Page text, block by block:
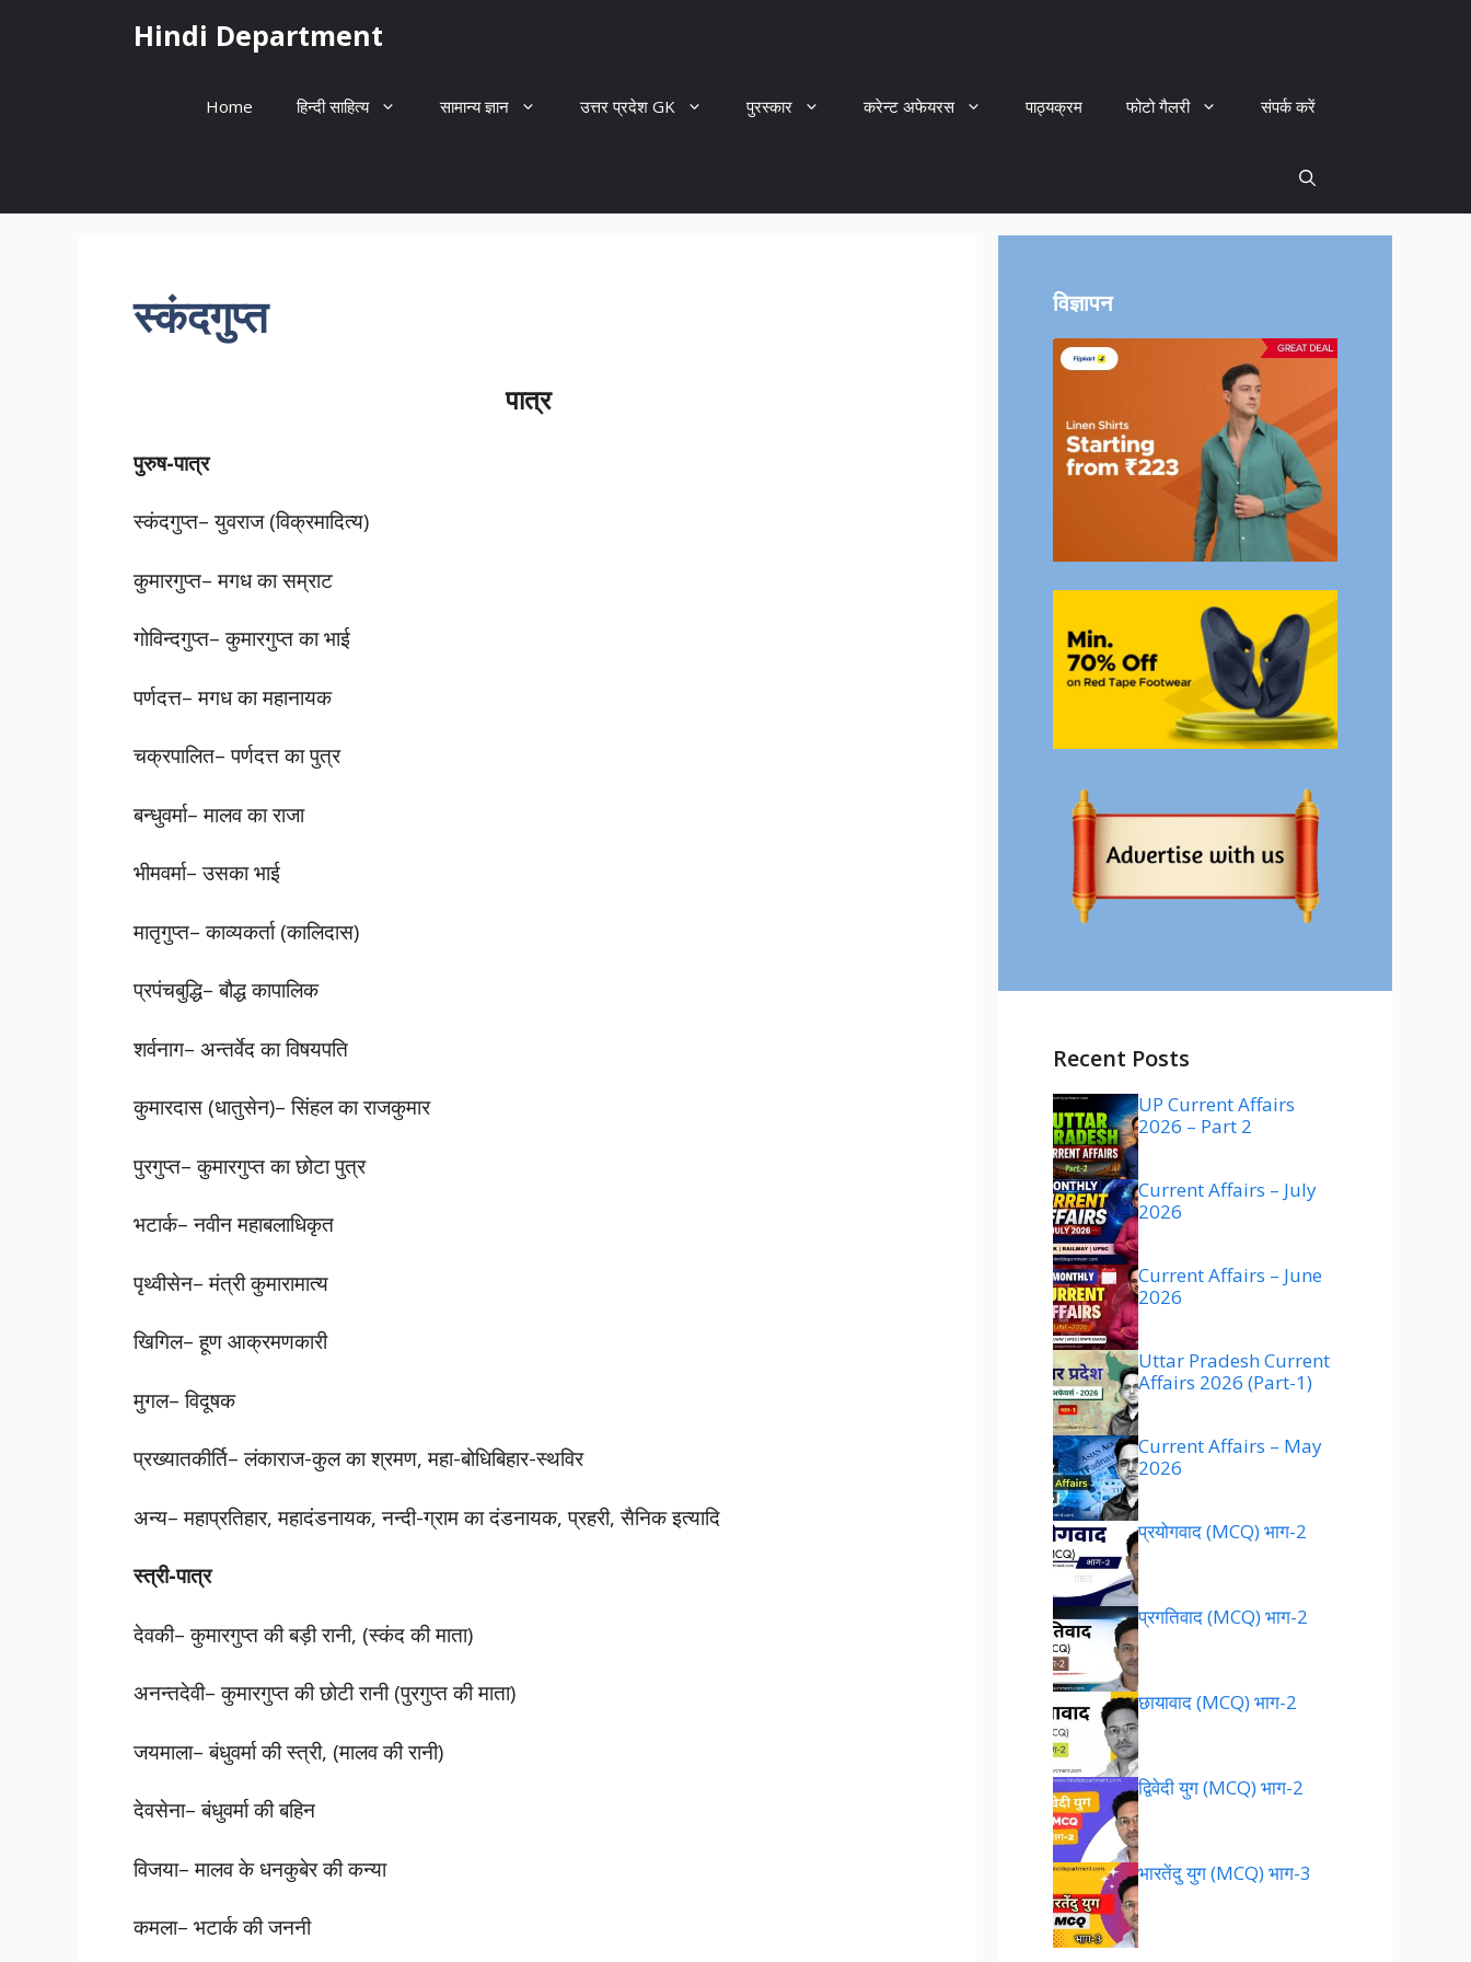
Hindi Department
Home हिन्दी साहित्य सामान्य ज्ञान उत्तर प्रदेश GK पुरस्कार करेन्ट अफेयरस पाठ्यक्रम फोटो गैलरी संपर्क करें
स्कंदगुप्त
पात्र
पुरुष-पात्र
स्कंदगुप्त– युवराज (विक्रमादित्य)
कुमारगुप्त– मगध का सम्राट
गोविन्दगुप्त– कुमारगुप्त का भाई
पर्णदत्त– मगध का महानायक
चक्रपालित– पर्णदत्त का पुत्र
बन्धुवर्मा– मालव का राजा
भीमवर्मा– उसका भाई
मातृगुप्त– काव्यकर्ता (कालिदास)
प्रपंचबुद्धि– बौद्ध कापालिक
शर्वनाग– अन्तर्वेद का विषयपति
कुमारदास (धातुसेन)– सिंहल का राजकुमार
पुरगुप्त– कुमारगुप्त का छोटा पुत्र
भटार्क– नवीन महाबलाधिकृत
पृथ्वीसेन– मंत्री कुमारामात्य
खिगिल– हूण आक्रमणकारी
मुगल– विदूषक
प्रख्यातकीर्ति– लंकाराज-कुल का श्रमण, महा-बोधिबिहार-स्थविर
अन्य– महाप्रतिहार, महादंडनायक, नन्दी-ग्राम का दंडनायक, प्रहरी, सैनिक इत्यादि
स्त्री-पात्र
देवकी– कुमारगुप्त की बड़ी रानी, (स्कंद की माता)
अनन्तदेवी– कुमारगुप्त की छोटी रानी (पुरगुप्त की माता)
जयमाला– बंधुवर्मा की स्त्री, (मालव की रानी)
देवसेना– बंधुवर्मा की बहिन
विजया– मालव के धनकुबेर की कन्या
कमला– भटार्क की जननी
विज्ञापन
Recent Posts
UP Current Affairs
2026 – Part 2
Current Affairs – July
2026
Current Affairs – June
2026
Uttar Pradesh Current
Affairs 2026 (Part-1)
Current Affairs – May
2026
प्रयोगवाद (MCQ) भाग-2
प्रगतिवाद (MCQ) भाग-2
छायावाद (MCQ) भाग-2
द्विवेदी युग (MCQ) भाग-2
भारतेंदु युग (MCQ) भाग-3